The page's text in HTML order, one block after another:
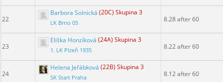
22
Barbora Solnická (20C) Skupina 3
LK Brno 05 8.28 after 60
23
Eliška Honzíková (24A) Skupina 3
1. LK Plzeň 1935 8.22 after 60
24
Helena Jeřábková (22B) Skupina 3
SK Start Praha 8.12 after 60